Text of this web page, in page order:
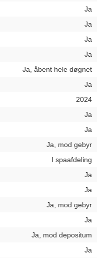
Ja
Ja
Ja
Ja
Ja, åbent hele døgnet
Ja
2024
Ja
Ja
Ja, mod gebyr
I spaafdeling
Ja
Ja
Ja, mod gebyr
Ja
Ja, mod depositum
Ja